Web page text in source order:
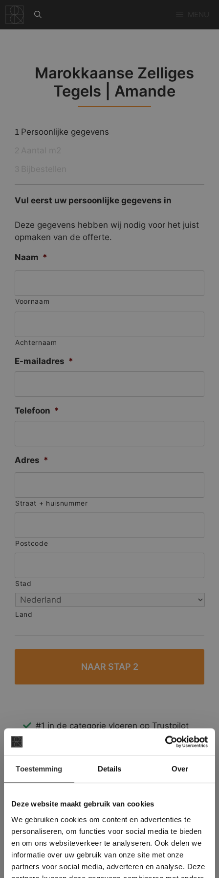
Toestemming Details Over
Deze website maakt gebruik van cookies
We gebruiken cookies om content en advertenties te
personaliseren, om functies voor social media te bieden
en om ons websiteverkeer te analyseren. Ook delen we
informatie over uw gebruik van onze site met onze
partners voor social media, adverteren en analyse. Deze
naar
de
Marokkaanse Zelliges
Tegels | Amande
1 Persoonlijke gegevens
Vul eerst uw persoonlijke gegevens in
Deze gegevens hebben wij nodig voor het juist
opmaken van de offerte.
Naam *
Voornaam
Achternaam
E-mailadres *
Telefoon *
Adres *
Straat + huisnummer
Postcode
Stad
Land
#1 in de categorie vloeren op Trustpilot
Binnen 24 uur een passende offerte
Meer dan 500 m2 showroom
Deze website maakt
gebruik van cookies.
This Cookie Banner was deleted and is no
longer working. Please contact the website
administrator.
Deze website gebruikt cookies om de
gebruikerservaring te verbeteren. Door
gebruik te maken van onze website geeft u
toestemming voor alle cookies in
overeenstemming met ons cookiebeleid.Lees
verder